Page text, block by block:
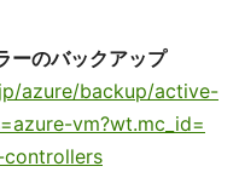
ーのバックアップ
azure/backup/active-
vm?wt.mc_id=
controllers